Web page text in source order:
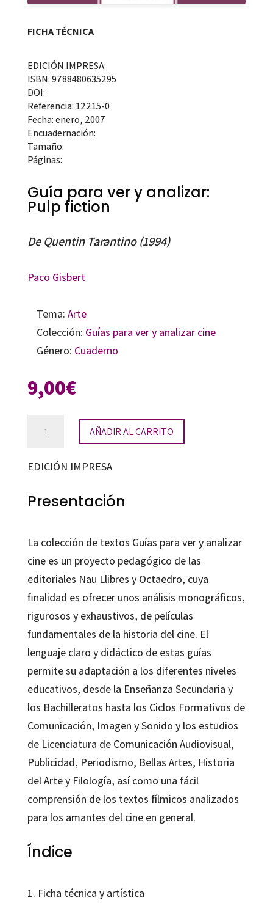
FICHA TÉCNICA
EDICIÓN IMPRESA:
ISBN: 9788480635295
DOI:
Referencia: 12215-0
Fecha: enero, 2007
Encuadernación:
Tamaño:
Páginas:
Guía para ver y analizar:
Pulp fiction
De Quentin Tarantino (1994)
Paco Gisbert
Tema: Arte
Colección: Guías para ver y analizar cine
Género: Cuaderno
9,00€
ver
analizar:
AÑADIR AL CARRITO
EDICIÓN IMPRESA
Presentación
La colección de textos Guías para ver y analizar
cine es un proyecto pedagógico de las
editoriales Nau Llibres y Octaedro, cuya
finalidad es ofrecer unos análisis monográficos,
rigurosos y exhaustivos, de películas
fundamentales de la historia del cine. El
lenguaje claro y didáctico de estas guías
permite su adaptación a los diferentes niveles
educativos, desde la Enseñanza Secundaria y
los Bachilleratos hasta los Ciclos Formativos de
Comunicación, Imagen y Sonido y los estudios
de Licenciatura de Comunicación Audiovisual,
Publicidad, Periodismo, Bellas Artes, Historia
del Arte y Filología, así como una fácil
comprensión de los textos fílmicos analizados
para los amantes del cine en general.
Índice
1. Ficha técnica y artística